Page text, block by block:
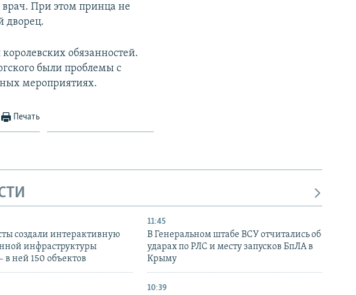
врач. При этом принца не
дворец.
обязанностей.
были проблемы с
мероприятиях.
Печать
создали интерактивную
инфраструктуры
в ней 150 объектов
11:45
В Генеральном штабе ВСУ отчитались об
ударах по РЛС и месту запусков БпЛА в
Крыму
10:39